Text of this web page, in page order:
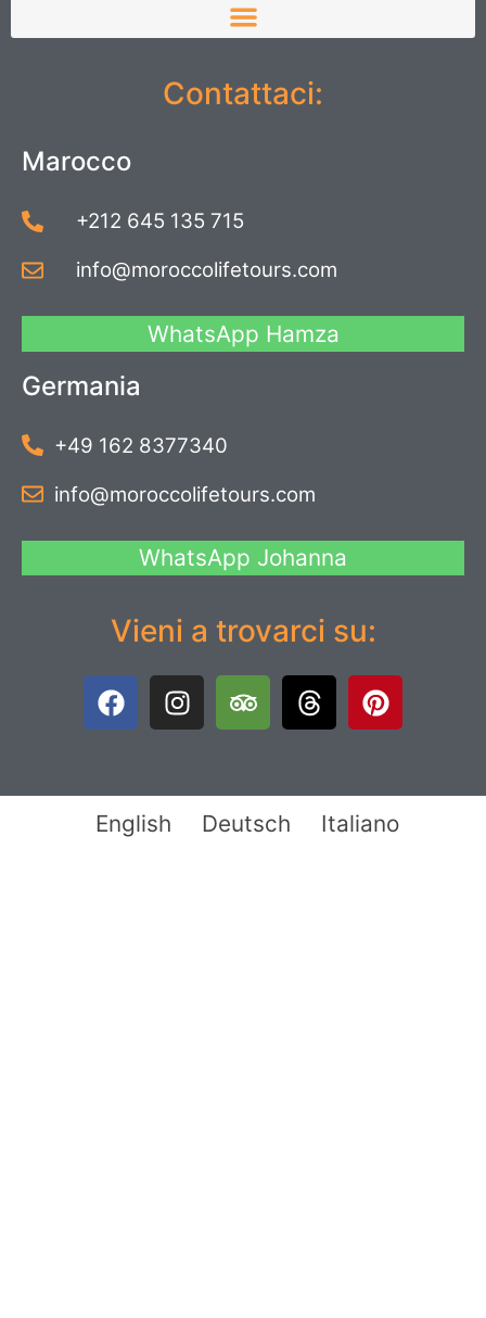
Contattaci:
Marocco
+212 645 135 715
info@moroccolifetours.com
WhatsApp Hamza
Germania
+49 162 8377340
info@moroccolifetours.com
WhatsApp Johanna
Vieni a trovarci su:
English Deutsch Italiano